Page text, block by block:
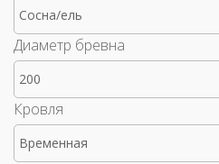
Сосна/ель
Диаметр бревна
200
Кровля
Временная